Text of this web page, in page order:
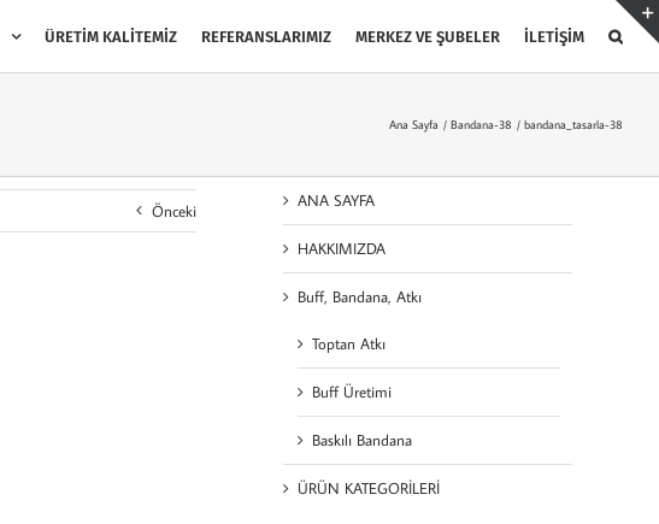
ÜRETİM KALİTEMİZ REFERANSLARIMIZ MERKEZ VE ŞUBELER İLETİŞİM
Ana Sayfa Bandana-38 bandana_tasarla-38
Önceki
ANA SAYFA
HAKKIMIZDA
Buff, Bandana, Atkı
Toptan Atkı
Buff Üretimi
Baskılı Bandana
ÜRÜN KATEGORİLERİ